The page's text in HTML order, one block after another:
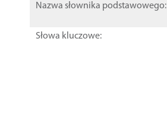
Nazwa słownika podstawowego:
Słowa kluczowe: